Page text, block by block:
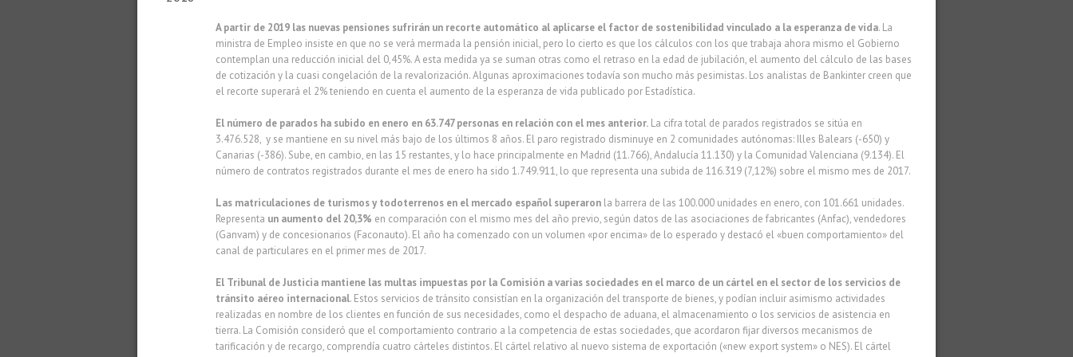
A partir de 2019 las nuevas pensiones sufrirán un recorte automático al aplicarse el factor de sostenibilidad vinculado a la esperanza de vida. La
ministra de Empleo insiste en que no se verá mermada la pensión inicial, pero lo cierto es que los cálculos con los que trabaja ahora mismo el Gobierno
contemplan una reducción inicial del 0,45%. A esta medida ya se suman otras como el retraso en la edad de jubilación, el aumento del cálculo de las bases
de cotización y la cuasi congelación de la revalorización. Algunas aproximaciones todavía son mucho más pesimistas. Los analistas de Bankinter creen que
el recorte superará el 2% teniendo en cuenta el aumento de la esperanza de vida publicado por Estadística.
El número de parados ha subido en enero en 63.747 personas en relación con el mes anterior. La cifra total de parados registrados se sitúa en
3.476.528, y se mantiene en su nivel más bajo de los últimos 8 años. El paro registrado disminuye en 2 comunidades autónomas: Illes Balears (-650) y
Canarias (-386). Sube, en cambio, en las 15 restantes, y lo hace principalmente en Madrid (11.766), Andalucía 11.130) y la Comunidad Valenciana (9.134). El
número de contratos registrados durante el mes de enero ha sido 1.749.911, lo que representa una subida de 116.319 (7,12%) sobre el mismo mes de 2017.
Las matriculaciones de turismos y todoterrenos en el mercado español superaron la barrera de las 100.000 unidades en enero, con 101.661 unidades.
Representa un aumento del 20,3% en comparación con el mismo mes del año previo, según datos de las asociaciones de fabricantes (Anfac), vendedores
(Ganvam) y de concesionarios (Faconauto). El año ha comenzado con un volumen «por encima» de lo esperado y destacó el «buen comportamiento» del
canal de particulares en el primer mes de 2017.
El Tribunal de Justicia mantiene las multas impuestas por la Comisión a varias sociedades en el marco de un cártel en el sector de los servicios de
tránsito aéreo internacional. Estos servicios de tránsito consistían en la organización del transporte de bienes, y podían incluir asimismo actividades
realizadas en nombre de los clientes en función de sus necesidades, como el despacho de aduana, el almacenamiento o los servicios de asistencia en
tierra. La Comisión consideró que el comportamiento contrario a la competencia de estas sociedades, que acordaron fijar diversos mecanismos de
tarificación y de recargo, comprendía cuatro cárteles distintos. El cártel relativo al nuevo sistema de exportación («new export system» o NES). El cártel